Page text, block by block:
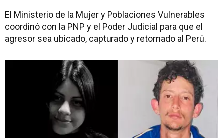
El Ministerio de la Mujer y Poblaciones Vulnerables
coordinó con la PNP y el Poder Judicial para que el
agresor sea ubicado, capturado y retornado al Perú.